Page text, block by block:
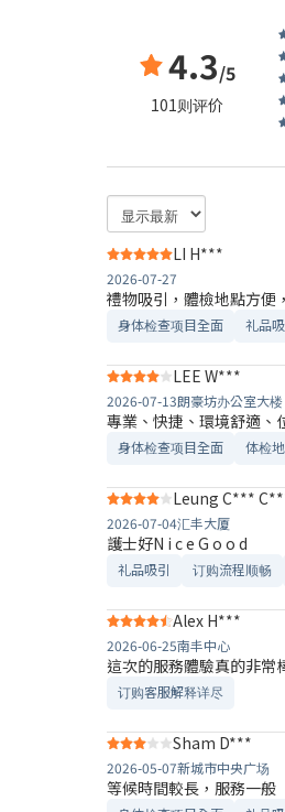
4.3/5
101则评价
LI H***
2026-07-27
禮物吸引，體檢地點方便
身体检查项目全面 礼品
LEE W***
2026-07-13朗豪坊办公室大楼
專業、快捷、環境舒適、
身体检查项目全面 体检
Leung C***
2026-07-04汇丰大厦
護士好N i c e G o o d
礼品吸引 订购流程顺畅
Alex H***
2026-06-25南丰中心
這次的服務體驗真的非常
订购客服解释详尽
Sham D***
2026-05-07新城市中央广场
等候時間較長，服務一般